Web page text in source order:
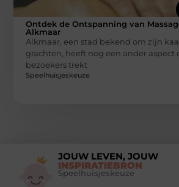
Ontdek de Ontspanning van
Alkmaar
Alkmaar, een stad bekend om zijn
grachten, heeft nog een ander aspect
bezoekers trekt
Speelhuisjeskeuze
JOUW LEVEN, JOUW
INSPIRATIEBRON
Speelhuisjeskeuze